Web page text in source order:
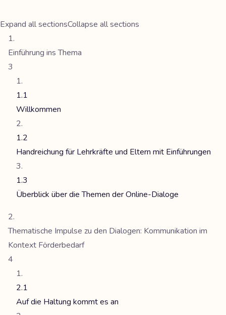
Expand all sectionsCollapse all sections
Einführung ins Thema
3
1.1
Willkommen
1.2
Handreichung für Lehrkräfte und Eltern mit Einführungen
1.3
Überblick über die Themen der Online-Dialoge
Thematische Impulse zu den Dialogen: Kommunikation im
Kontext Förderbedarf
4
2.1
Auf die Haltung kommt es an